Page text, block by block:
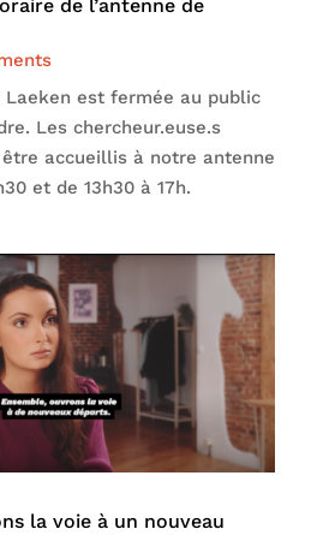
de l’antenne de
Laeken est fermée au public
Les chercheur.euse.s
être accueillis à notre antenne
et de 13h30 à 17h.
la voie à un nouveau